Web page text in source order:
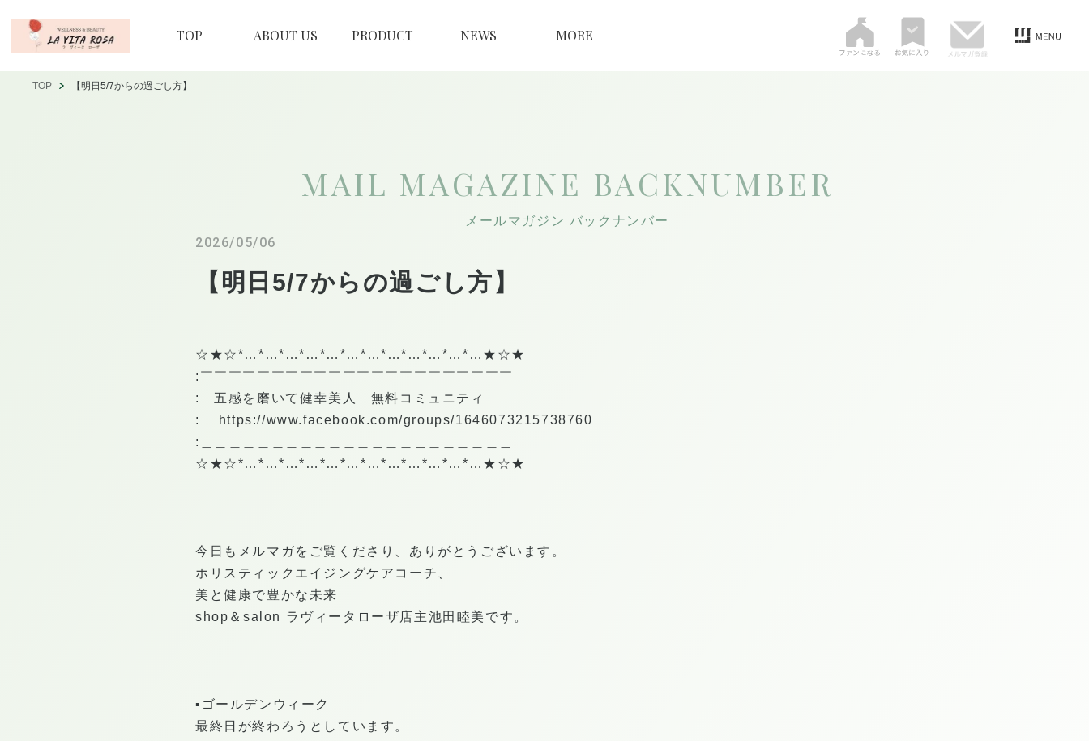
TOP ABOUT US PRODUCT NEWS MORE
TOP 【明日5/7からの過ごし方】
MAIL MAGAZINE BACKNUMBER
メールマガジン バックナンバー
2026/05/06
【明日5/7からの過ごし方】
☆★☆*…*…*…*…*…*…*…*…*…*…*…*…★☆★
:￣￣￣￣￣￣￣￣￣￣￣￣￣￣￣￣￣￣￣￣￣￣
: 五感を磨いて健幸美人 無料コミュニティ
:
https://www.facebook.com/groups/1646073215738760
:＿＿＿＿＿＿＿＿＿＿＿＿＿＿＿＿＿＿＿＿＿＿
☆★☆*…*…*…*…*…*…*…*…*…*…*…*…★☆★
今日もメルマガをご覧くださり、ありがとうございます。
ホリスティックエイジングケアコーチ、
美と健康で豊かな未来
shop＆salon ラヴィータローザ店主池田睦美です。
▪️ゴールデンウィーク
最終日が終わろうとしています。